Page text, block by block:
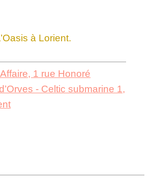
à Lorient.
1 rue Honoré
- Celtic submarine 1,